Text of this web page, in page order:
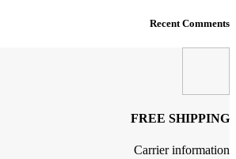
Recent Comments
FREE SHIPPING
Carrier information